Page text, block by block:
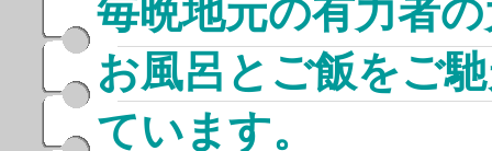
毎晩地元の有力者
お風呂とご飯をご
ています。